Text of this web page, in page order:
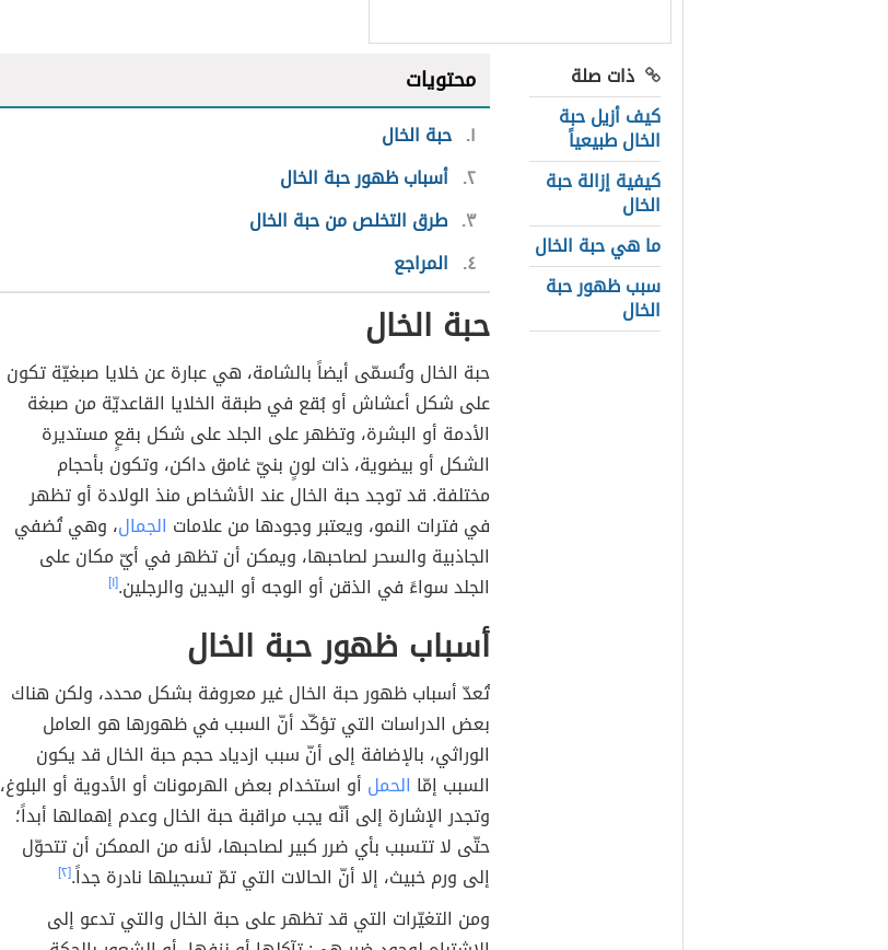
ذات صلة
كيف أزيل حبة
الخال طبيعياً
كيفية إزالة حبة
الخال
ما هي حبة الخال
سبب ظهور حبة
الخال
محتويات
١ حبة الخال
٢ أسباب ظهور حبة الخال
٣ طرق التخلص من حبة الخال
٤ المراجع
حبة الخال
حبة الخال وتُسمّى أيضاً بالشامة، هي عبارة عن خلايا صبغيّة تكون
على شكل أعشاش أو بُقع في طبقة الخلايا القاعديّة من صبغة
الأدمة أو البشرة، وتظهر على الجلد على شكل بقعٍ مستديرة
الشكل أو بيضوية، ذات لونٍ بنيّ غامق داكن، وتكون بأحجام
مختلفة. قد توجد حبة الخال عند الأشخاص منذ الولادة أو تظهر
في فترات النمو، ويعتبر وجودها من علامات الجمال، وهي تُضفي
الجاذبية والسحر لصاحبها، ويمكن أن تظهر في أيّ مكان على
الجلد سواءً في الذقن أو الوجه أو اليدين والرجلين.[١]
أسباب ظهور حبة الخال
تُعدّ أسباب ظهور حبة الخال غير معروفة بشكل محدد، ولكن هناك
بعض الدراسات التي تؤكّد أنّ السبب في ظهورها هو العامل
الوراثي، بالإضافة إلى أنّ سبب ازدياد حجم حبة الخال قد يكون
السبب إمّا الحمل أو استخدام بعض الهرمونات أو الأدوية أو البلوغ،
وتجدر الإشارة إلى أنّه يجب مراقبة حبة الخال وعدم إهمالها أبداً؛
حتّى لا تتسبب بأي ضرر كبير لصاحبها، لأنه من الممكن أن تتحوّل
إلى ورم خبيث، إلا أنّ الحالات التي تمّ تسجيلها نادرة جداً.[٢]
ومن التغيّرات التي قد تظهر على حبة الخال والتي تدعو إلى